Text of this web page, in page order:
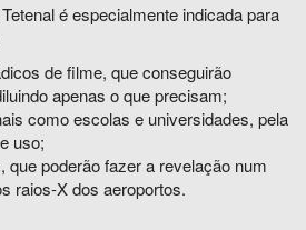
é especialmente indicada para
de filme, que conseguirão
apenas o que precisam;
como escolas e universidades, pela
uso;
que poderão fazer a revelação num
raios-X dos aeroportos.